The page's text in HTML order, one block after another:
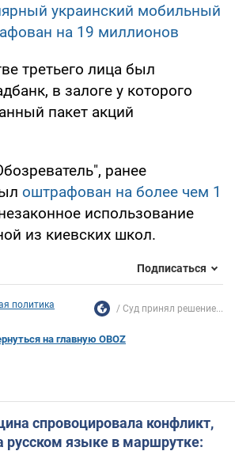
украинский мобильный
на 19 миллионов
третьего лица был
в залоге у которого
пакет акций
ранее
оштрафован на более чем 1
использование
из киевских школ.
Подписаться
политика Суд принял решение...
на главную OBOZ
спровоцировала конфликт,
русском языке в маршрутке: